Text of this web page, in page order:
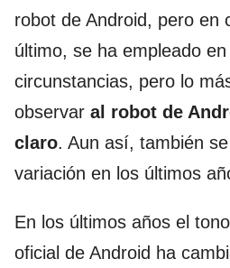
robot de Android, pero en
último, se ha empleado
circunstancias, pero lo
observar al robot de
claro. Aun así, también
variación en los últimos
En los últimos años el
oficial de Android ha